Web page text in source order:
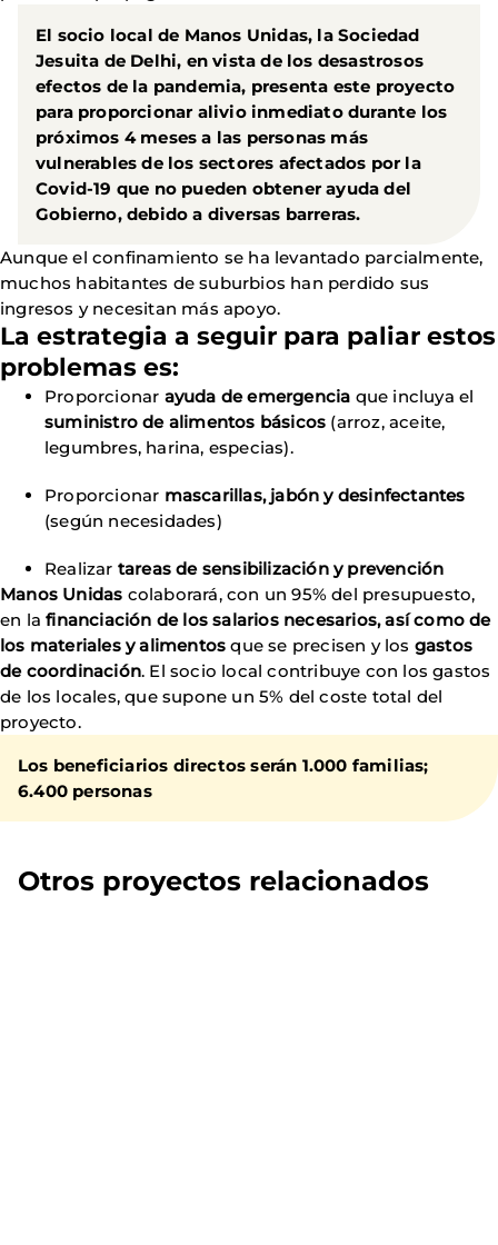
El socio local de Manos Unidas, la Sociedad
Jesuita de Delhi, en vista de los desastrosos
efectos de la pandemia, presenta este proyecto
para proporcionar alivio inmediato durante los
próximos 4 meses a las personas más
vulnerables de los sectores afectados por la
Covid-19 que no pueden obtener ayuda del
Gobierno, debido a diversas barreras.
Aunque el confinamiento se ha levantado parcialmente,
muchos habitantes de suburbios han perdido sus
ingresos y necesitan más apoyo.
La estrategia a seguir para paliar estos
problemas es:
Proporcionar ayuda de emergencia que incluya el
suministro de alimentos básicos (arroz, aceite,
legumbres, harina, especias).
Proporcionar mascarillas, jabón y desinfectantes
(según necesidades)
Realizar tareas de sensibilización y prevención
Manos Unidas colaborará, con un 95% del presupuesto,
en lafinanciación de los salarios necesarios, así como de
los materiales y alimentos que se precisen y los gastos
de coordinación. El socio local contribuye con los gastos
de los locales, que supone un 5% del coste total del
proyecto.
Los beneficiarios directos serán 1.000 familias;
6.400 personas
Otros proyectos relacionados